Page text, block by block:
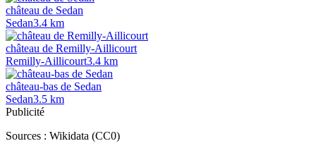
château de Sedan
Sedan3.4 km
château de Remilly-Aillicourt
Remilly-Aillicourt3.4 km
château-bas de Sedan
Sedan3.5 km
Publicité
Sources : Wikidata (CC0)